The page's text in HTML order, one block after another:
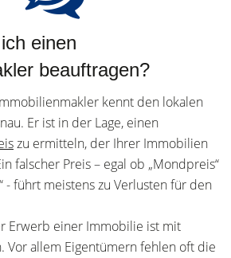
einen
beauftragen?
kennt den lokalen
Er ist in der Lage, einen
zu ermitteln, der Ihrer Immobilien
falscher Preis – egal ob „Mondpreis“
- führt meistens zu Verlusten für den
Erwerb einer Immobilie ist mit
Vor allem Eigentümern fehlen oft die